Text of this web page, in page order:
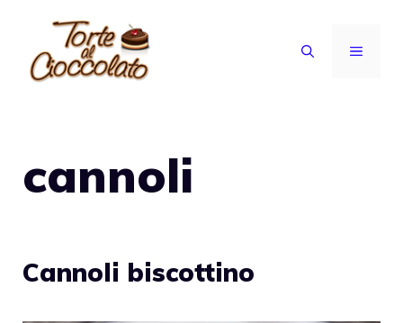
contenuto
MENU
cannoli
Cannoli biscottino